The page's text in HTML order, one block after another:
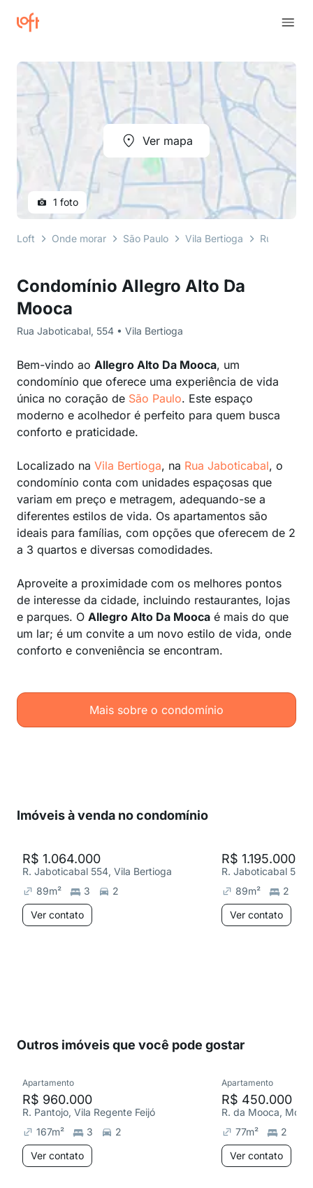
Condomínio Allegro Alto Da
Mooca
Rua Jaboticabal, 554 • Vila Bertioga
Bem-vindo ao Allegro Alto Da Mooca, um
condomínio que oferece uma experiência de vida
única no coração de São Paulo. Este espaço
moderno e acolhedor é perfeito para quem busca
conforto e praticidade.
Localizado na Vila Bertioga, na Rua Jaboticabal, o
condomínio conta com unidades espaçosas que
variam em preço e metragem, adequando-se a
diferentes estilos de vida. Os apartamentos são
ideais para famílias, com opções que oferecem de 2
a 3 quartos e diversas comodidades.
Aproveite a proximidade com os melhores pontos
de interesse da cidade, incluindo restaurantes, lojas
e parques. O Allegro Alto Da Mooca é mais do que
um lar; é um convite a um novo estilo de vida, onde
conforto e conveniência se encontram.
Mais sobre o condomínio
Ver mapa
1 foto
Loft Onde morar São Paulo Vila Bertioga Rua
Imóveis à venda no condomínio
R$ 1.064.000
R. Jaboticabal 554, Vila Bertioga
89m² 3
2
Ver contato
R$ 1.195.000
R. Jaboticabal
89m² 2
Ver contato
Outros imóveis que você pode gostar
Apartamento
R$ 960.000
R. Pantojo, Vila Regente Feijó
167m² 3
2
Ver contato
Apartamento
R$ 450.000
R. da Mooca,
77m²
2
Ver contato